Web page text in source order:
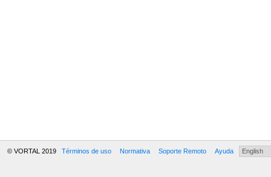
© VORTAL 2019 Términos de uso Normativa Soporte Remoto Ayuda